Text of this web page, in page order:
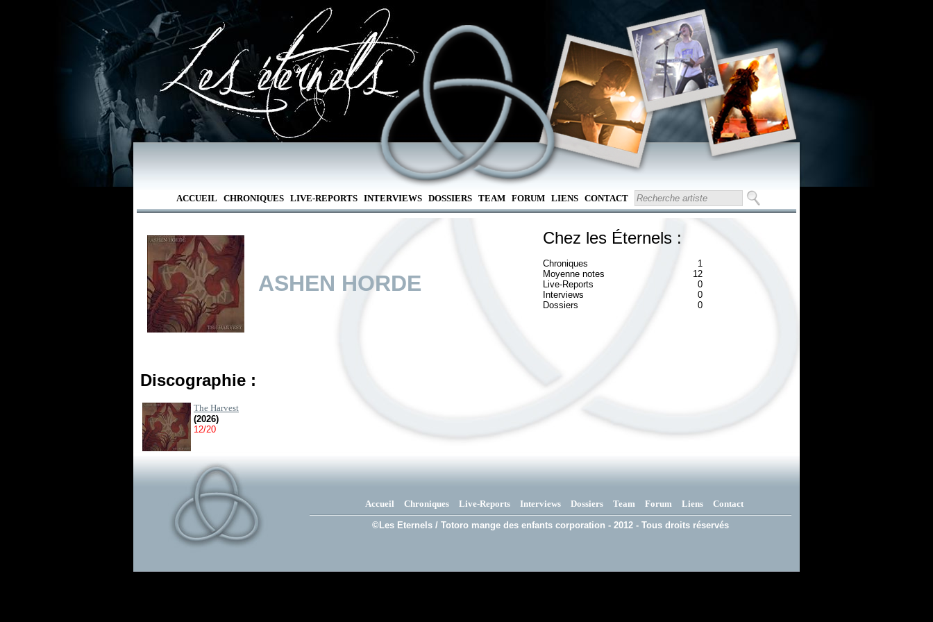
ACCUEIL CHRONIQUES LIVE-REPORTS INTERVIEWS DOSSIERS TEAM FORUM LIENS CONTACT
ASHEN HORDE
Chez les Éternels :
Chroniques
1
Moyenne notes
12
Live-Reports
0
Interviews
0
Dossiers
0
Discographie :
The Harvest
(2026)
12/20
Accueil Chroniques Live-Reports Interviews Dossiers Team Forum Liens Contact
©Les Eternels / Totoro mange des enfants corporation - 2012 - Tous droits réservés